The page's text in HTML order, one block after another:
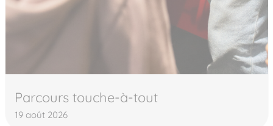
Parcours touche-à-tout
19 août 2026